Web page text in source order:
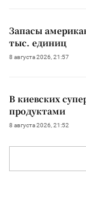
Запасы
тыс. единиц
8 августа 2026, 21:57
В киевских
продуктами
8 августа 2026, 21:52